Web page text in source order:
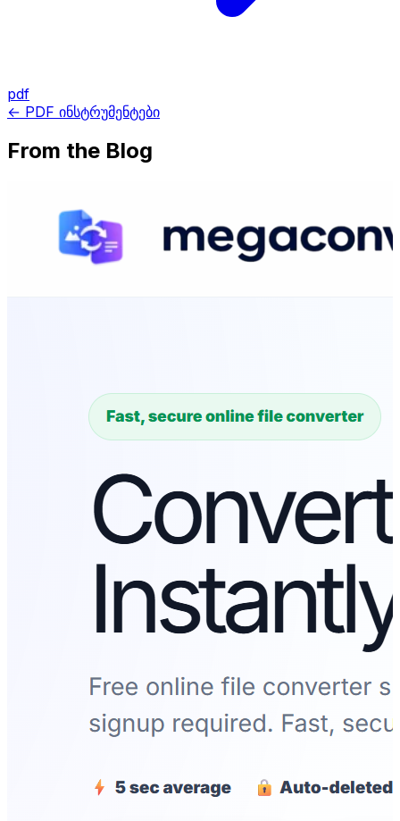
pdf
← PDF ინსტრუმენტები
From the Blog